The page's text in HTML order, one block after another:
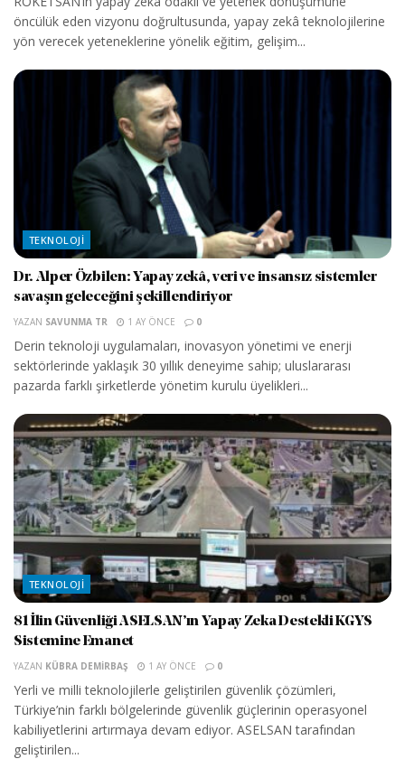
öncülük eden vizyonu doğrultusunda, yapay zekâ teknolojilerine
yön verecek yeteneklerine yönelik eğitim, gelişim...
TEKNOLOJI
Dr. Alper Özbilen: Yapay zekâ, veri ve insansız sistemler
savaşın geleceğini şekillendiriyor
YAZAN SAVUNMA TR 1 AY ÖNCE 0
Derin teknoloji uygulamaları, inovasyon yönetimi ve enerji
sektörlerinde yaklaşık 30 yıllık deneyime sahip; uluslararası
pazarda farklı şirketlerde yönetim kurulu üyelikleri...
TEKNOLOJI
81 İlin Güvenliği ASELSAN’ın Yapay Zeka Destekli KGYS
Sistemine Emanet
YAZAN KÜBRA DEMIRBAŞ 1 AY ÖNCE 0
Yerli ve milli teknolojilerle geliştirilen güvenlik çözümleri,
Türkiye’nin farklı bölgelerinde güvenlik güçlerinin operasyonel
kabiliyetlerini artırmaya devam ediyor. ASELSAN tarafından
geliştirilen...